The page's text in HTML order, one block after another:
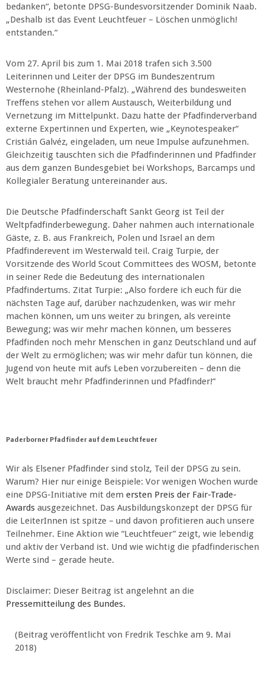
bedanken“, betonte DPSG-Bundesvorsitzender Dominik Naab.
„Deshalb ist das Event Leuchtfeuer – Löschen unmöglich!
entstanden.“
Vom 27. April bis zum 1. Mai 2018 trafen sich 3.500
Leiterinnen und Leiter der DPSG im Bundeszentrum
Westernohe (Rheinland-Pfalz). „Während des bundesweiten
Treffens stehen vor allem Austausch, Weiterbildung und
Vernetzung im Mittelpunkt. Dazu hatte der Pfadfinderverband
externe Expertinnen und Experten, wie „Keynotespeaker“
Cristián Galvéz, eingeladen, um neue Impulse aufzunehmen.
Gleichzeitig tauschten sich die Pfadfinderinnen und Pfadfinder
aus dem ganzen Bundesgebiet bei Workshops, Barcamps und
Kollegialer Beratung untereinander aus.
Die Deutsche Pfadfinderschaft Sankt Georg ist Teil der
Weltpfadfinderbewegung. Daher nahmen auch internationale
Gäste, z. B. aus Frankreich, Polen und Israel an dem
Pfadfinderevent im Westerwald teil. Craig Turpie, der
Vorsitzende des World Scout Committees des WOSM, betonte
in seiner Rede die Bedeutung des internationalen
Pfadfindertums. Zitat Turpie: „Also fordere ich euch für die
nächsten Tage auf, darüber nachzudenken, was wir mehr
machen können, um uns weiter zu bringen, als vereinte
Bewegung; was wir mehr machen können, um besseres
Pfadfinden noch mehr Menschen in ganz Deutschland und auf
der Welt zu ermöglichen; was wir mehr dafür tun können, die
Jugend von heute mit aufs Leben vorzubereiten – denn die
Welt braucht mehr Pfadfinderinnen und Pfadfinder!“
Paderborner Pfadfinder auf dem Leuchtfeuer
Wir als Elsener Pfadfinder sind stolz, Teil der DPSG zu sein.
Warum? Hier nur einige Beispiele: Vor wenigen Wochen wurde
eine DPSG-Initiative mit dem ersten Preis der Fair-Trade-
Awards ausgezeichnet. Das Ausbildungskonzept der DPSG für
die LeiterInnen ist spitze – und davon profitieren auch unsere
Teilnehmer. Eine Aktion wie “Leuchtfeuer” zeigt, wie lebendig
und aktiv der Verband ist. Und wie wichtig die pfadfinderischen
Werte sind – gerade heute.
Disclaimer: Dieser Beitrag ist angelehnt an die
Pressemitteilung des Bundes.
(Beitrag veröffentlicht von Fredrik Teschke am 9. Mai
2018)